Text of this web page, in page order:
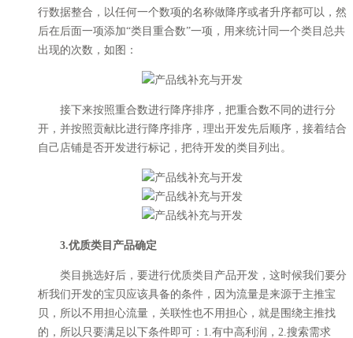
行数据整合，以任何一个数项的名称做降序或者升序都可以，然
后在后面一项添加“类目重合数”一项，用来统计同一个类目总共
出现的次数，如图：
接下来按照重合数进行降序排序，把重合数不同的进行分
开，并按照贡献比进行降序排序，理出开发先后顺序，接着结合
自己店铺是否开发进行标记，把待开发的类目列出。
3.优质类目产品确定
类目挑选好后，要进行优质类目产品开发，这时候我们要分
析我们开发的宝贝应该具备的条件，因为流量是来源于主推宝
贝，所以不用担心流量，关联性也不用担心，就是围绕主推找
的，所以只要满足以下条件即可：1.有中高利润，2.搜索需求